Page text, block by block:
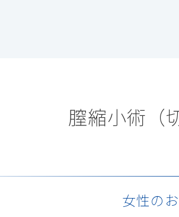
膣縮小術（
女性の